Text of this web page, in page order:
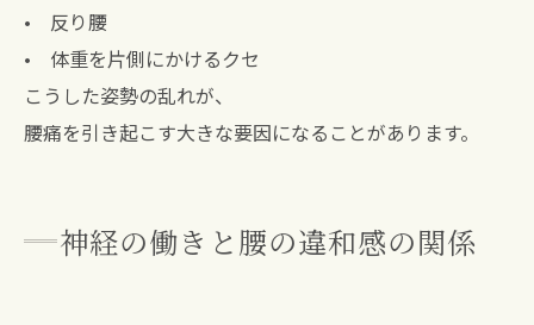
• 反り腰
• 体重を片側にかけるクセ
こうした姿勢の乱れが、
腰痛を引き起こす大きな要因になることがあります。
神経の働きと腰の違和感の関係